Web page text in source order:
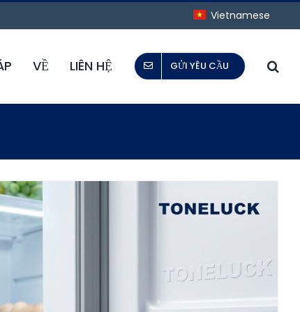
Vietnamese
VỀ LIÊN HỆ GỬI YÊU CẦU